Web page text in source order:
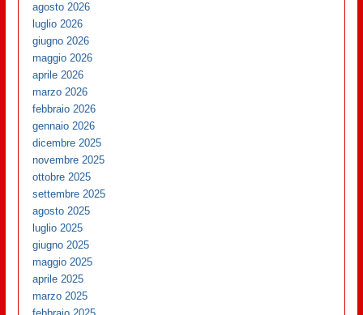
agosto 2026
luglio 2026
giugno 2026
maggio 2026
aprile 2026
marzo 2026
febbraio 2026
gennaio 2026
dicembre 2025
novembre 2025
ottobre 2025
settembre 2025
agosto 2025
luglio 2025
giugno 2025
maggio 2025
aprile 2025
marzo 2025